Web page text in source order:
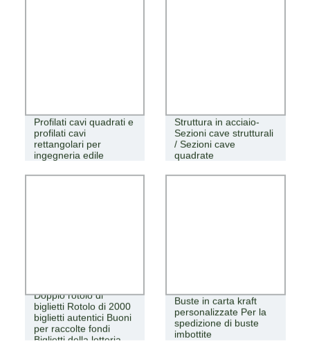
Profilati cavi quadrati e
profilati cavi
rettangolari per
ingegneria edile
Struttura in acciaio-
Sezioni cave strutturali
/ Sezioni cave
quadrate
Doppio rotolo di
biglietti Rotolo di 2000
biglietti autentici Buoni
per raccolte fondi
Biglietti della lotteria
Buste in carta kraft
personalizzate Per la
spedizione di buste
imbottite